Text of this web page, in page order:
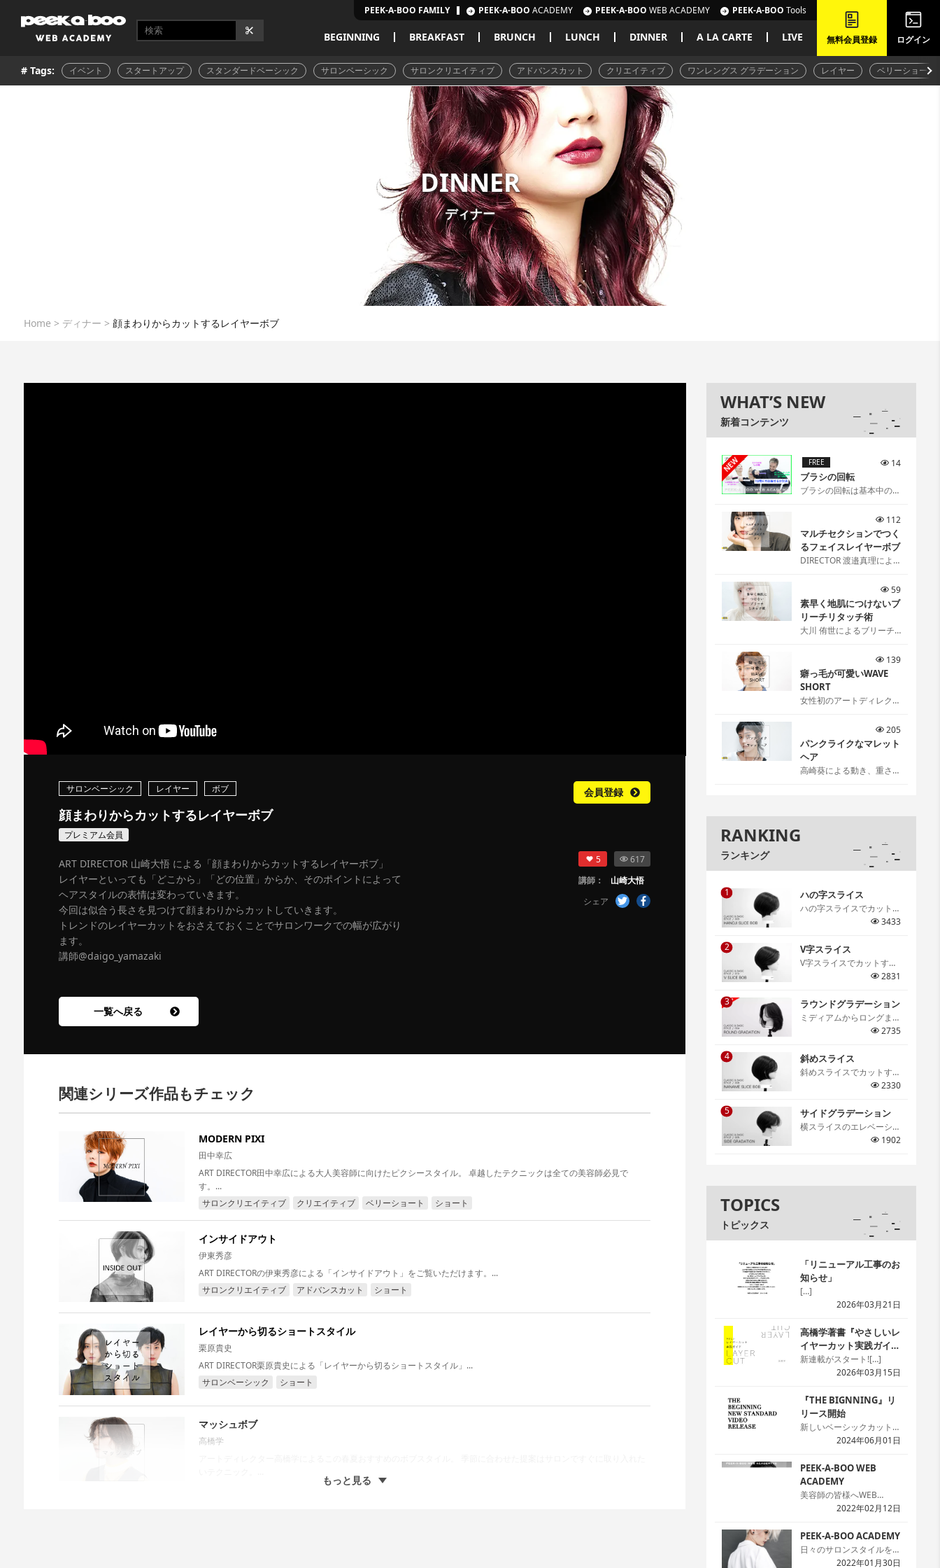
PEEK-A-BOO FAMILY PEEK-A-BOO ACADEMY PEEK-A-BOO WEB ACADEMY PEEK-A-BOO Tools
BEGINNING BREAKFAST BRUNCH LUNCH DINNER A LA CARTE LIVE 無料会員登録 ログイン
# Tags: イベント スタートアップ スタンダードベーシック サロンベーシック サロンクリエイティブ アドバンスカット クリエイティブ ワンレングス グラデーション レイヤー ベリーショート
DINNER
ディナー
Home > ディナー > 顔まわりからカットするレイヤーボブ
会員登録
サロンベーシック レイヤー ボブ
顔まわりからカットするレイヤーボブ
プレミアム会員
ART DIRECTOR 山崎大悟 による「顔まわりからカットするレイヤーボブ」
レイヤーといっても「どこから」「どの位置」からか、そのポイントによって
ヘアスタイルの表情は変わっていきます。
今回は似合う長さを見つけて顔まわりからカットしていきます。
トレンドのレイヤーカットをおさえておくことでサロンワークでの幅が広がり
ます。
講師@daigo_yamazaki
5
617
講師：
山崎大悟
シェア
一覧へ戻る
関連シリーズ作品もチェック
MODERN PIXI
田中幸広
ART DIRECTOR田中幸広による大人美容師に向けたピクシースタイル。 卓越したテクニックは全ての美容師必見で
す。...
サロンクリエイティブ
クリエイティブ ベリーショート ショート
インサイドアウト
伊東秀彦
ART DIRECTORの伊東秀彦による「インサイドアウト」をご覧いただけます。...
サロンクリエイティブ
アドバンスカット ショート
レイヤーから切るショートスタイル
栗原貴史
ART DIRECTOR栗原貴史による「レイヤーから切るショートスタイル」...
サロンベーシック
ショート
マッシュボブ
高橋学
サロンクリエイティブ
もっと見る
WHAT’S NEW
新着コンテンツ
NEW FREE
ブラシの回転
ブラシの回転は基本中の基
14
マルチセクションでつく
るフェイスレイヤーボブ
DIRECTOR 渡邉真理によ
るフェイスレイヤーボブ
[…]
112
素早く地肌につけないブ
リーチリタッチ術
大川 侑世によるブリーチ
59
癖っ毛が可愛いWAVE
SHORT
女性初のアートディレクタ
ショートスタイル。 伊藤
ならではの可愛いの見つけ
方、お伝えします。[…]
139
パンクライクなマレット
ヘア
高崎葵による動き、重さ、
205
RANKING
ランキング
1 ハの字スライス
ハの字スライスでカットす
るグラデーションボブ。ハ
仕上がりの特徴などを細か
く解説しています。[…]
3433
2 V字スライス
V字スライスでカットする
グラデーションボブ。V字
リのあるシルエットは必ず
身につけたいテクニック。
2831
3 ラウンドグラデーション
ミディアムからロングま
で、スタイルの基礎となる
グラデーション。アウトラ
インの切り方や顔周りのレ
イヤーの作り方、丸みのあ
までを詳しく解説していま
す。[…]
2735
4 斜めスライス
斜めスライスでカットする
グラデーションボブ。骨格
り方やスライスの取り方、
コームワークまで詳しく解
2330
5 サイドグラデーション
横スライスのエレベーショ
ンカットを学ぶサイドグラ
1902
TOPICS
トピックス
「リニューアル工事のお
知らせ」
[…]
2026年03月21日
高橋学著書『やさしいレ
イヤーカット実践ガイ
ド』
新連載がスタート![…]
2026年03月15日
『THE BIGNNING』リ
リース開始
新しいベーシックカット本
の『THE BIGNNING』の
ACADEMY」にて公開を開
始しました。本では2次元
のため解説が難しい場面で
も動画なら一目瞭然です。
で理解度がアップ。プレミ
アム会員なら何回でも見れ
て嬉しいですね。[…]
2024年06月01日
PEEK-A-BOO WEB
ACADEMY
美容師の皆様へWEB
ACADEMYのサイトへよう
録をお願いします。[…]
2022年02月12日
PEEK-A-BOO ACADEMY
日々のサロンスタイルを生
かしつつ、ハイセンスなデ
2022年01月30日